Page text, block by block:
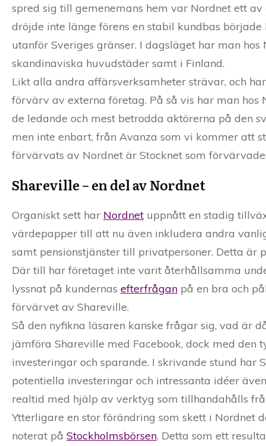
spred sig till gemenemans hem var Nordnet ett
dröjde inte länge förens en stabil kundbas
utanför Sveriges gränser. I dagsläget har man
skandinaviska huvudstäder samt i Finland.
Likt alla andra affärsverksamheter strävar, och
förvärv av externa företag. På så vis har man
de ledande och mest betrodda aktörerna på den
men inte enbart, från Avanza som vi kommer att
förvärvats av Nordnet är Stocknet som
Shareville – en del av Nordnet
Organiskt sett har Nordnet uppnått en stadig
värdepapper till att nu även inkludera andra
samt pensionstjänster till privatpersoner. Detta
Där till har företaget inte varit återhållsamma
lyssnat på kundernas efterfrågan på en bra och
förvärvet av Shareville.
Så den nyfikna läsaren kanske frågar sig, vad är
jämföra Shareville med Facebook, dock med
investeringar och sparande. I skrivande stund
potentiella investeringar och intressanta idéer
realtid med hjälp av verktyg som tillhandahålls
Ytterligare en stor förändring som skett i Nordnet
noterat på Stockholmsbörsen. Detta som ett